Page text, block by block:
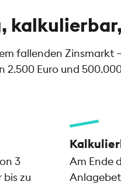
fallenden Zinsmarkt
2.500 Euro und
3
bis zu
Am Ende